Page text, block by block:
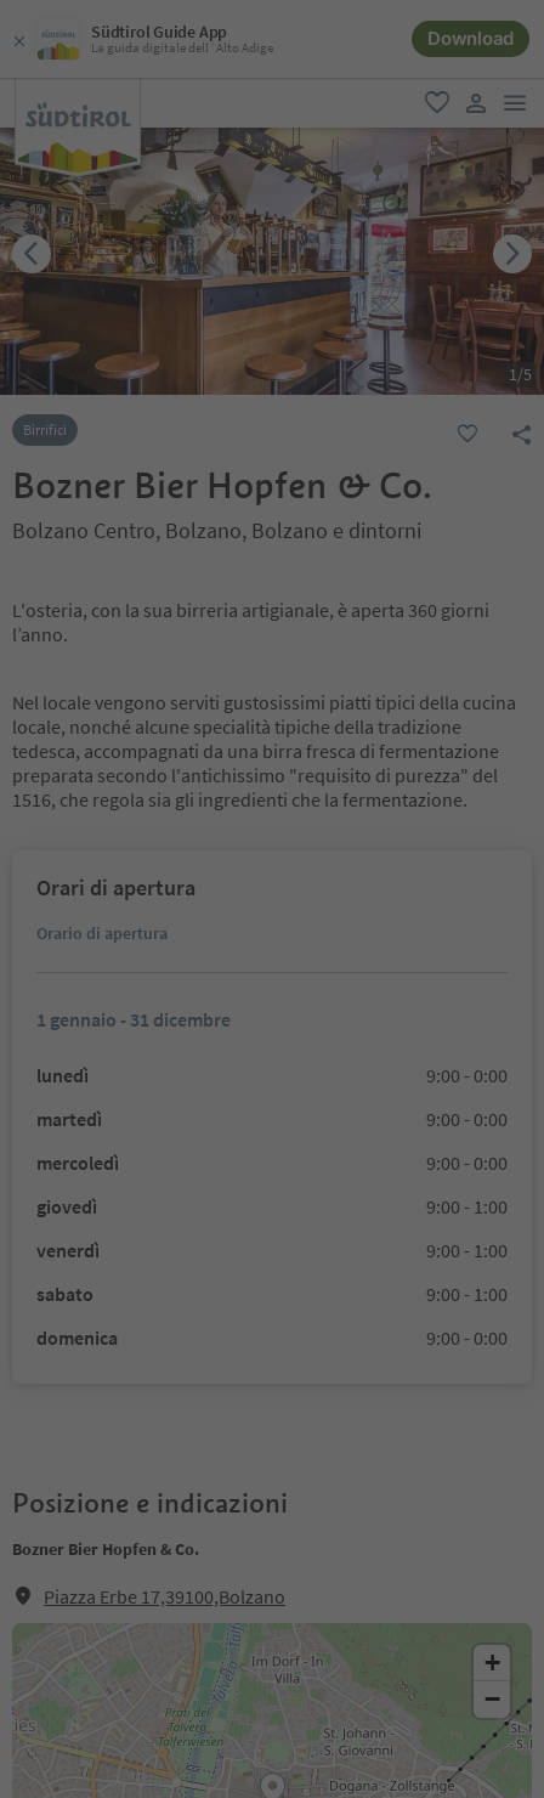
Südtirol Guide App
La guida digitale dell´Alto Adige Download
favoriti
user link
1/5
Birrifici
Bozner Bier Hopfen & Co.
Bolzano Centro, Bolzano, Bolzano e dintorni
L'osteria, con la sua birreria artigianale, è aperta 360 giorni
l’anno.
Nel locale vengono serviti gustosissimi piatti tipici della cucina
locale, nonché alcune specialità tipiche della tradizione
tedesca, accompagnati da una birra fresca di fermentazione
preparata secondo l'antichissimo "requisito di purezza" del
1516, che regola sia gli ingredienti che la fermentazione.
Orari di apertura
Orario di apertura
1 gennaio - 31 dicembre
lunedì
9:00 - 0:00
martedì
9:00 - 0:00
mercoledì
9:00 - 0:00
giovedì
9:00 - 1:00
venerdì
9:00 - 1:00
sabato
9:00 - 1:00
domenica
9:00 - 0:00
Posizione e indicazioni
Bozner Bier Hopfen & Co.
Piazza Erbe 17,39100,Bolzano
+
−